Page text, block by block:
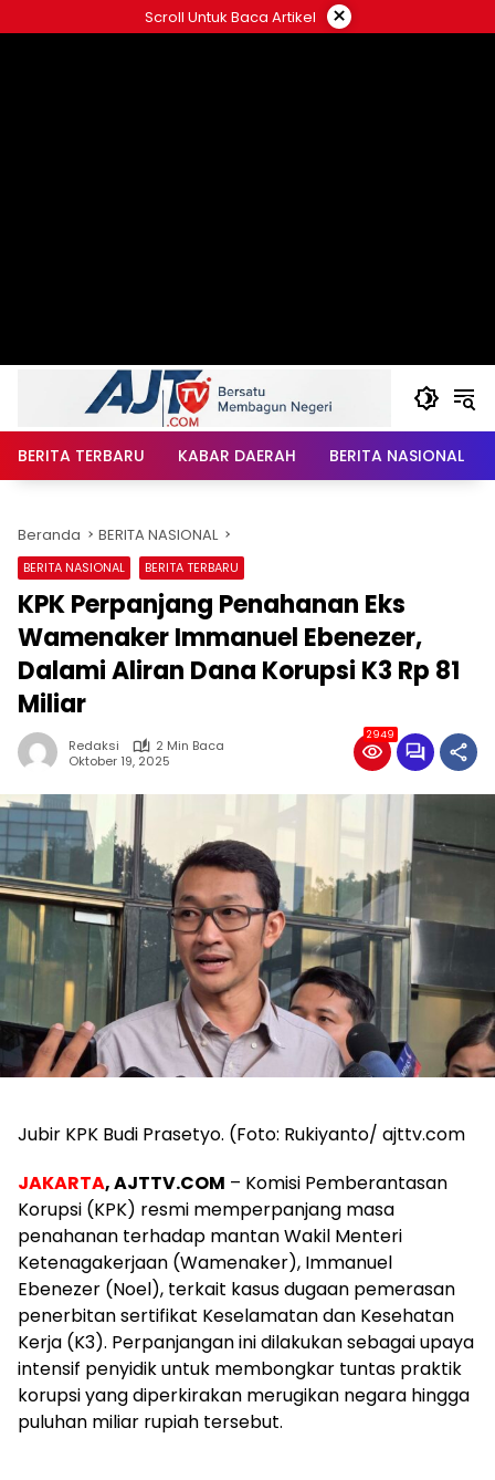
ke
Scroll Untuk Baca Artikel ×
BERITA TERBARU KABAR DAERAH BERITA NASIONAL
Beranda BERITA NASIONAL
BERITA NASIONAL BERITA TERBARU
KPK Perpanjang Penahanan Eks
Wamenaker Immanuel Ebenezer,
Dalami Aliran Dana Korupsi K3 Rp 81
Miliar
Redaksi
2 Min Baca
Oktober 19, 2025
2949
Jubir KPK Budi Prasetyo. (Foto: Rukiyanto/ ajttv.com
JAKARTA, AJTTV.COM – Komisi Pemberantasan
Korupsi (KPK) resmi memperpanjang masa
penahanan terhadap mantan Wakil Menteri
Ketenagakerjaan (Wamenaker), Immanuel
Ebenezer (Noel), terkait kasus dugaan pemerasan
penerbitan sertifikat Keselamatan dan Kesehatan
Kerja (K3). Perpanjangan ini dilakukan sebagai upaya
intensif penyidik untuk membongkar tuntas praktik
korupsi yang diperkirakan merugikan negara hingga
puluhan miliar rupiah tersebut.